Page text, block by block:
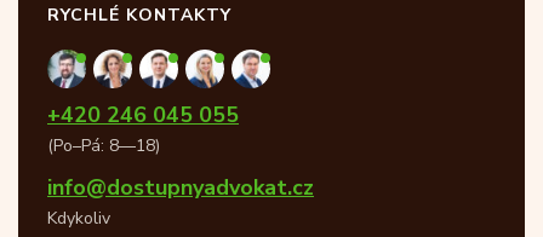
RYCHLÉ KONTAKTY
+420 246 045 055
(Po–Pá: 8—18)
info@dostupnyadvokat.cz
Kdykoliv